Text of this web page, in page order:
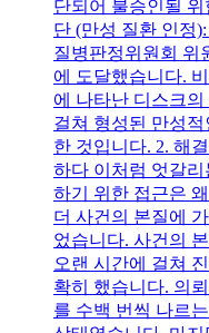
단되어 불승인될
단 (만성 질환 인정
질병판정위원회 위
에 도달했습니다.
에 나타난 디스크
걸쳐 형성된 만성
한 것입니다. 2. 해
하다 이처럼 엇갈
하기 위한 접근은
더 사건의 본질에
었습니다. 사건의
오랜 시간에 걸쳐
확히 했습니다. 의
를 수백 번씩 나르